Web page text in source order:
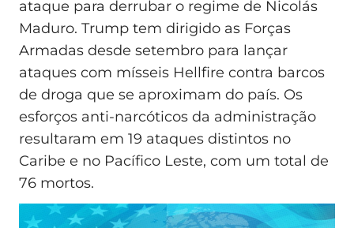
ataque para derrubar o regime de Nicolás
Maduro. Trump tem dirigido as Forças
Armadas desde setembro para lançar
ataques com mísseis Hellfire contra barcos
de droga que se aproximam do país. Os
esforços anti-narcóticos da administração
resultaram em 19 ataques distintos no
Caribe e no Pacífico Leste, com um total de
76 mortos.